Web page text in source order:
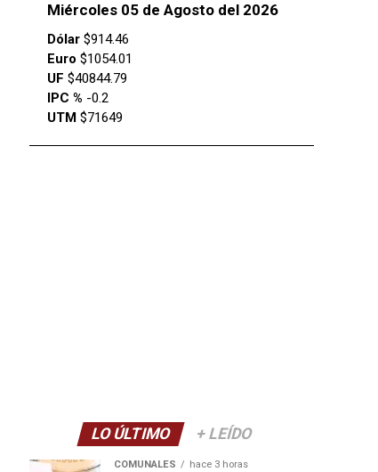
Miércoles 05 de Agosto del 2026
Dólar $914.46
Euro $1054.01
UF $40844.79
IPC % -0.2
UTM $71649
LO ÚLTIMO + LEÍDO
COMUNALES hace 3 horas